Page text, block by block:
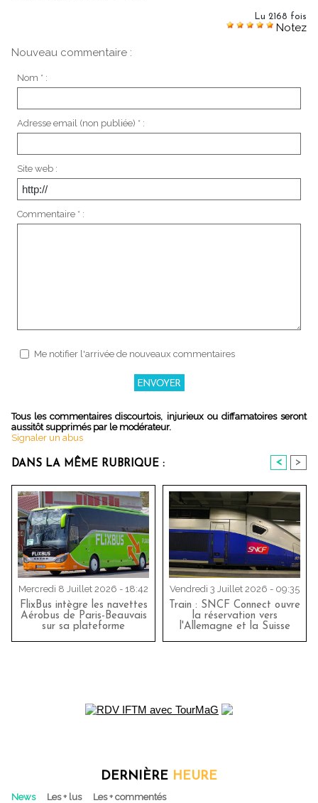
Lu 2168 fois
Notez
Nouveau commentaire :
Nom * :
Adresse email (non publiée) * :
Site web :
Commentaire * :
Me notifier l'arrivée de nouveaux commentaires
Tous les commentaires discourtois, injurieux ou diffamatoires seront
aussitôt supprimés par le modérateur.
Signaler un abus
DANS LA MÊME RUBRIQUE : < >
Mercredi 8 Juillet 2026 - 18:42
FlixBus intègre les navettes
Aérobus de Paris-Beauvais
sur sa plateforme
Vendredi 3 Juillet 2026 - 09:35
Train : SNCF Connect ouvre
la réservation vers
l'Allemagne et la Suisse
DERNIÈRE HEURE
News Les + lus Les + commentés